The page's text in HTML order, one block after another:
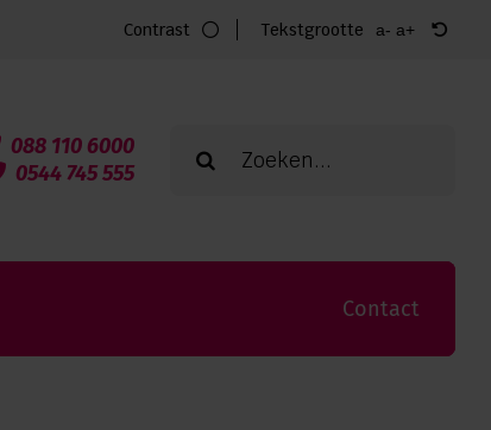
Contrast Tekstgrootte a- a+
088 110 6000
0544 745 555
naar:
Contact